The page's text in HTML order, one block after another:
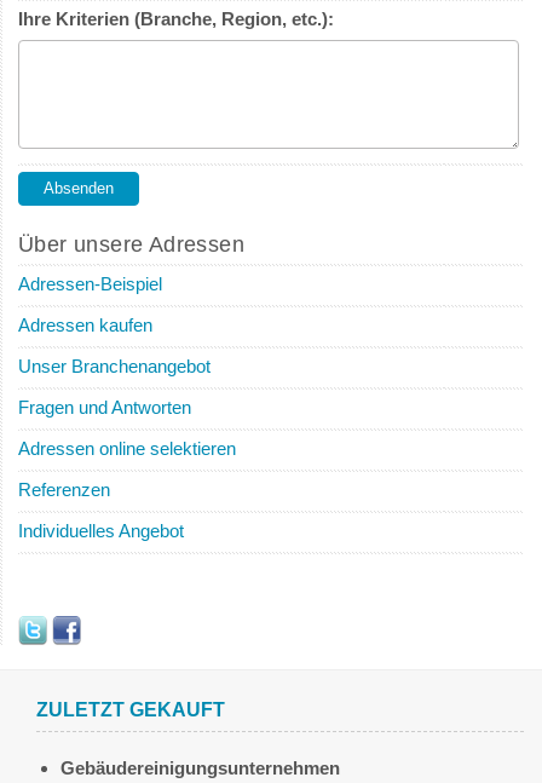
Ihre Kriterien (Branche, Region, etc.):
Über unsere Adressen
Adressen-Beispiel
Adressen kaufen
Unser Branchenangebot
Fragen und Antworten
Adressen online selektieren
Referenzen
Individuelles Angebot
ZULETZT GEKAUFT
Gebäudereinigungsunternehmen